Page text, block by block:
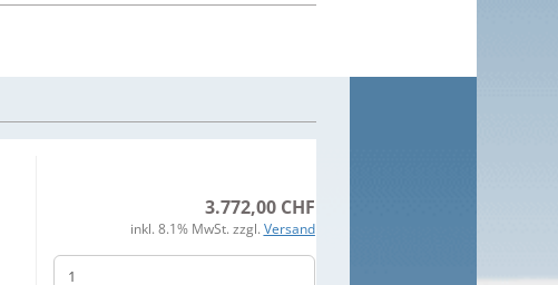
3.772,00 CHF
inkl. 8.1% MwSt. zzgl. Versand